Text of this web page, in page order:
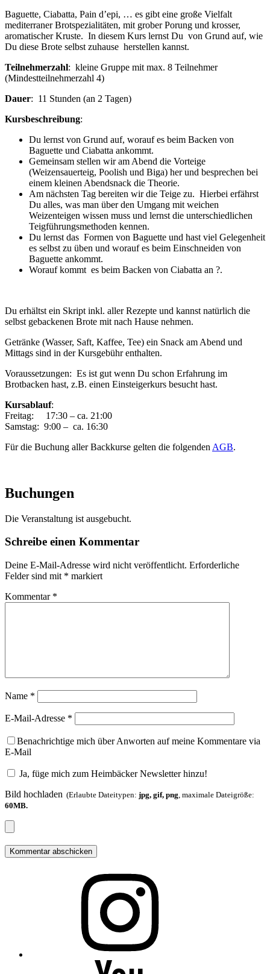
Baguette, Ciabatta, Pain d’epi, … es gibt eine große Vielfalt
mediterraner Brotspezialitäten, mit grober Porung und krosser,
aromatischer Kruste. In diesem Kurs lernst Du von Grund auf, wie
Du diese Brote selbst zuhause herstellen kannst.
Teilnehmerzahl: kleine Gruppe mit max. 8 Teilnehmer
(Mindestteilnehmerzahl 4)
Dauer: 11 Stunden (an 2 Tagen)
Kursbeschreibung:
Du lernst von Grund auf, worauf es beim Backen von
Baguette und Ciabatta ankommt.
Gemeinsam stellen wir am Abend die Vorteige
(Weizensauerteig, Poolish und Biga) her und besprechen bei
einem kleinen Abendsnack die Theorie.
Am nächsten Tag bereiten wir die Teige zu. Hierbei erfährst
Du alles, was man über den Umgang mit weichen
Weizenteigen wissen muss und lernst die unterschiedlichen
Teigführungsmethoden kennen.
Du lernst das Formen von Baguette und hast viel Gelegenheit
es selbst zu üben und worauf es beim Einschneiden von
Baguette ankommt.
Worauf kommt es beim Backen von Ciabatta an ?.
Du erhältst ein Skript inkl. aller Rezepte und kannst natürlich die
selbst gebackenen Brote mit nach Hause nehmen.
Getränke (Wasser, Saft, Kaffee, Tee) ein Snack am Abend und
Mittags sind in der Kursgebühr enthalten.
Voraussetzungen: Es ist gut wenn Du schon Erfahrung im
Brotbacken hast, z.B. einen Einsteigerkurs besucht hast.
Kursablauf:
Freitag: 17:30 – ca. 21:00
Samstag: 9:00 – ca. 16:30
Für die Buchung aller Backkurse gelten die folgenden AGB.
Buchungen
Die Veranstaltung ist ausgebucht.
Schreibe einen Kommentar
Deine E-Mail-Adresse wird nicht veröffentlicht. Erforderliche
Felder sind mit * markiert
Kommentar *
Name *
E-Mail-Adresse *
Benachrichtige mich über Anworten auf meine Kommentare via
E-Mail
Ja, füge mich zum Heimbäcker Newsletter hinzu!
Bild hochladen (Erlaubte Dateitypen: jpg, gif, png, maximale Dateigröße:
60MB.